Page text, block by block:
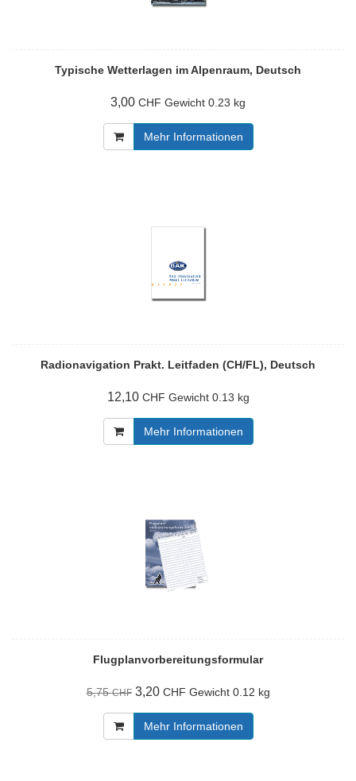
Typische Wetterlagen im Alpenraum, Deutsch
3,00 CHF Gewicht 0.23 kg
Mehr Informationen
Radionavigation Prakt. Leitfaden (CH/FL), Deutsch
12,10 CHF Gewicht 0.13 kg
Mehr Informationen
Flugplanvorbereitungsformular
5,75CHF 3,20 CHF Gewicht 0.12 kg
Mehr Informationen